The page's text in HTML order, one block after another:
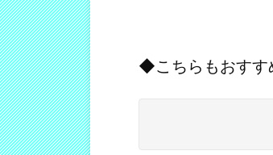
◆こちらもおすす